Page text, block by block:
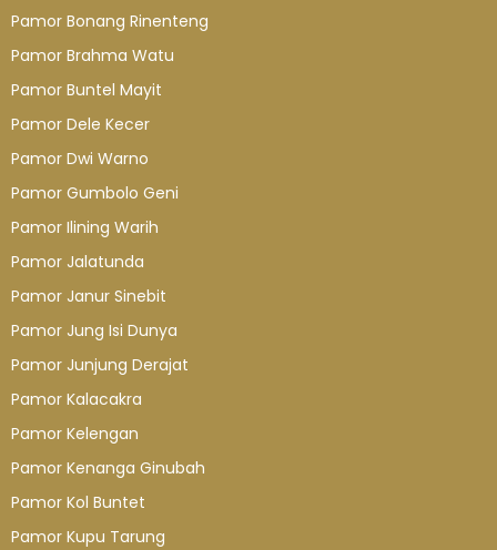
Pamor Bonang Rinenteng
Pamor Brahma Watu
Pamor Buntel Mayit
Pamor Dele Kecer
Pamor Dwi Warno
Pamor Gumbolo Geni
Pamor Ilining Warih
Pamor Jalatunda
Pamor Janur Sinebit
Pamor Jung Isi Dunya
Pamor Junjung Derajat
Pamor Kalacakra
Pamor Kelengan
Pamor Kenanga Ginubah
Pamor Kol Buntet
Pamor Kupu Tarung